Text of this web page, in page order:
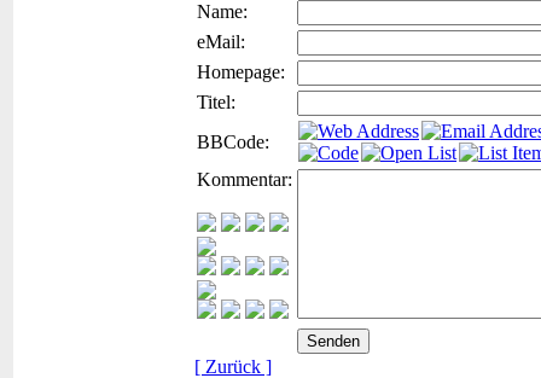
Name:
eMail:
Homepage:
Titel:
BBCode:
Kommentar:
[ Zurück ]